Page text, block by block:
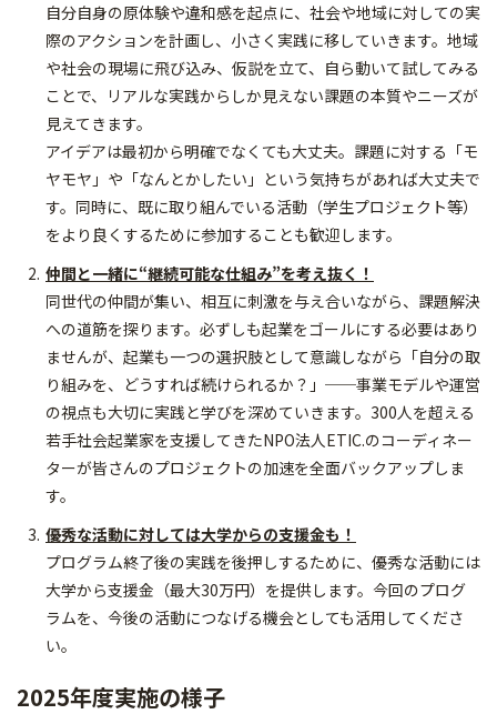
自分自身の原体験や違和感を起点に、社会や地域に対しての実
際のアクションを計画し、小さく実践に移していきます。地域
や社会の現場に飛び込み、仮説を立て、自ら動いて試してみる
ことで、リアルな実践からしか見えない課題の本質やニーズが
見えてきます。
アイデアは最初から明確でなくても大丈夫。課題に対する「モ
ヤモヤ」や「なんとかしたい」という気持ちがあれば大丈夫で
す。同時に、既に取り組んでいる活動（学生プロジェクト等）
をより良くするために参加することも歓迎します。
仲間と一緒に“継続可能な仕組み”を考え抜く！
同世代の仲間が集い、相互に刺激を与え合いながら、課題解決
への道筋を探ります。必ずしも起業をゴールにする必要はあり
ませんが、起業も一つの選択肢として意識しながら「自分の取
り組みを、どうすれば続けられるか？」──事業モデルや運営
の視点も大切に実践と学びを深めていきます。300人を超える
若手社会起業家を支援してきたNPO法人ETIC.のコーディネー
ターが皆さんのプロジェクトの加速を全面バックアップしま
す。
優秀な活動に対しては大学からの支援金も！
プログラム終了後の実践を後押しするために、優秀な活動には
大学から支援金（最大30万円）を提供します。今回のプログ
ラムを、今後の活動につなげる機会としても活用してくださ
い。
2025年度実施の様子